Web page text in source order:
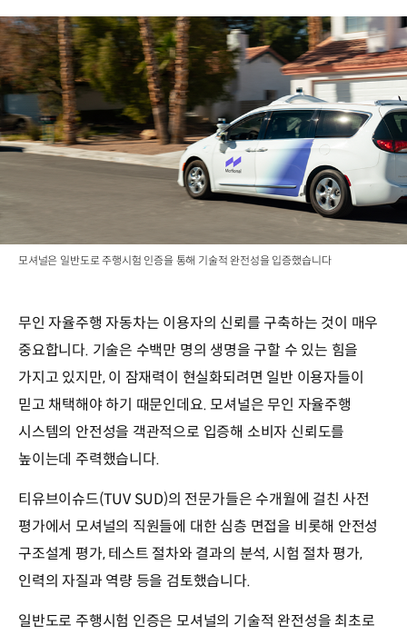
모셔널은 일반도로 주행시험 인증을 통해 기술적 완전성을 입증했습니다
무인 자율주행 자동차는 이용자의 신뢰를 구축하는 것이 매우
중요합니다. 기술은 수백만 명의 생명을 구할 수 있는 힘을
가지고 있지만, 이 잠재력이 현실화되려면 일반 이용자들이
믿고 채택해야 하기 때문인데요. 모셔널은 무인 자율주행
시스템의 안전성을 객관적으로 입증해 소비자 신뢰도를
높이는데 주력했습니다.
티유브이슈드(TUV SUD)의 전문가들은 수개월에 걸친 사전
평가에서 모셔널의 직원들에 대한 심층 면접을 비롯해 안전성
구조설계 평가, 테스트 절차와 결과의 분석, 시험 절차 평가,
인력의 자질과 역량 등을 검토했습니다.
일반도로 주행시험 인증은 모셔널의 기술적 완전성을 최초로